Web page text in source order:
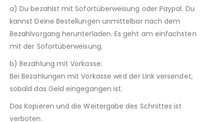
a) Du bezahlst mit Sofortüberweisung oder Paypal. Du
kannst Deine Bestellungen unmittelbar nach dem
Bezahlvorgang herunterladen. Es geht am einfachsten
mit der Sofortüberweisung.
b) Bezahlung mit Vorkasse:
Bei Bezahlungen mit Vorkasse wird der Link versendet,
sobald das Geld eingegangen ist.
Das Kopieren und die Weitergabe des Schnittes ist
verboten.